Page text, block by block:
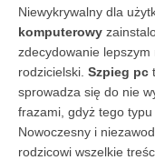
Niewykrywalny dla
komputerowy
zdecydowanie
rodzicielski. Szpieg pc
sprowadza się do nie
frazami, gdyż tego typu
Nowoczesny i
rodzicowi wszelkie